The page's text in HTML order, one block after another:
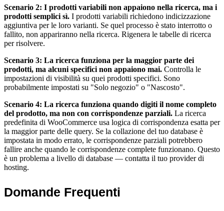
Scenario 2: I prodotti variabili non appaiono nella ricerca, ma i
prodotti semplici sì. I prodotti variabili richiedono indicizzazione
aggiuntiva per le loro varianti. Se quel processo è stato interrotto o
fallito, non appariranno nella ricerca. Rigenera le tabelle di ricerca
per risolvere.
Scenario 3: La ricerca funziona per la maggior parte dei
prodotti, ma alcuni specifici non appaiono mai. Controlla le
impostazioni di visibilità su quei prodotti specifici. Sono
probabilmente impostati su "Solo negozio" o "Nascosto".
Scenario 4: La ricerca funziona quando digiti il nome completo
del prodotto, ma non con corrispondenze parziali. La ricerca
predefinita di WooCommerce usa logica di corrispondenza esatta per
la maggior parte delle query. Se la collazione del tuo database è
impostata in modo errato, le corrispondenze parziali potrebbero
fallire anche quando le corrispondenze complete funzionano. Questo
è un problema a livello di database — contatta il tuo provider di
hosting.
Domande Frequenti